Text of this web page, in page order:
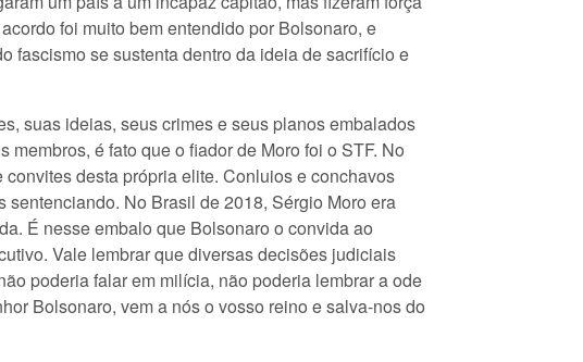
foi muito bem entendido por Bolsonaro, e
fascismo se sustenta dentro da ideia de sacrifício e
suas ideias, seus crimes e seus planos embalados
é fato que o fiador de Moro foi o STF. No
desta própria elite. Conluios e conchavos
No Brasil de 2018, Sérgio Moro era
É nesse embalo que Bolsonaro o convida ao
Vale lembrar que diversas decisões judiciais
poderia falar em milícia, não poderia lembrar a ode
Bolsonaro, vem a nós o vosso reino e salva-nos do